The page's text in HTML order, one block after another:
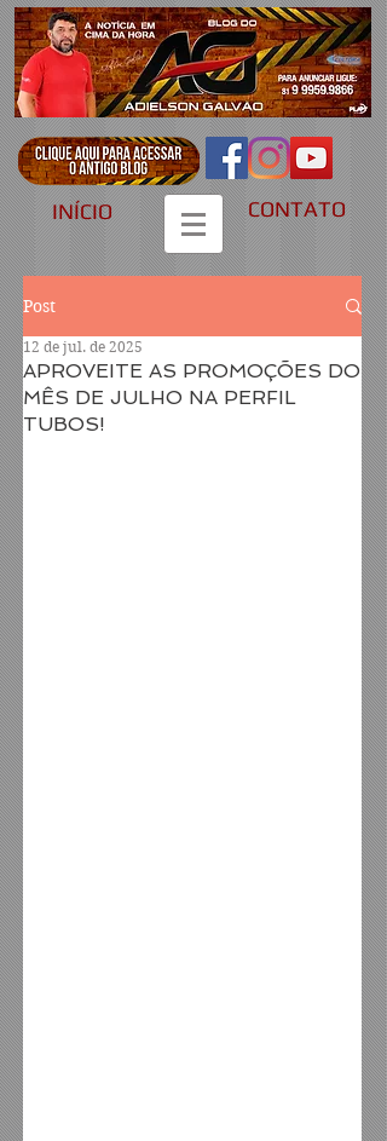
INÍCIO CONTATO
Post
APROVEITE AS PROMOÇÕES DO
MÊS DE JULHO NA PERFIL
TUBOS!
12 de jul. de 2025